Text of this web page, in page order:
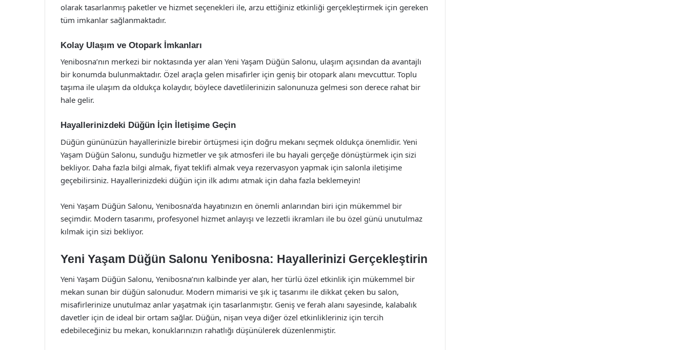
olarak tasarlanmış paketler ve hizmet seçenekleri ile, arzu ettiğiniz etkinliği gerçekleştirmek için gereken
tüm imkanlar sağlanmaktadır.
Kolay Ulaşım ve Otopark İmkanları
Yenibosna’nın merkezi bir noktasında yer alan Yeni Yaşam Düğün Salonu, ulaşım açısından da avantajlı
bir konumda bulunmaktadır. Özel araçla gelen misafirler için geniş bir otopark alanı mevcuttur. Toplu
taşıma ile ulaşım da oldukça kolaydır, böylece davetlilerinizin salonunuza gelmesi son derece rahat bir
hale gelir.
Hayallerinizdeki Düğün İçin İletişime Geçin
Düğün gününüzün hayallerinizle birebir örtüşmesi için doğru mekanı seçmek oldukça önemlidir. Yeni
Yaşam Düğün Salonu, sunduğu hizmetler ve şık atmosferi ile bu hayali gerçeğe dönüştürmek için sizi
bekliyor. Daha fazla bilgi almak, fiyat teklifi almak veya rezervasyon yapmak için salonla iletişime
geçebilirsiniz. Hayallerinizdeki düğün için ilk adımı atmak için daha fazla beklemeyin!
Yeni Yaşam Düğün Salonu, Yenibosna’da hayatınızın en önemli anlarından biri için mükemmel bir
seçimdir. Modern tasarımı, profesyonel hizmet anlayışı ve lezzetli ikramları ile bu özel günü unutulmaz
kılmak için sizi bekliyor.
Yeni Yaşam Düğün Salonu Yenibosna: Hayallerinizi Gerçekleştirin
Yeni Yaşam Düğün Salonu, Yenibosna’nın kalbinde yer alan, her türlü özel etkinlik için mükemmel bir
mekan sunan bir düğün salonudur. Modern mimarisi ve şık iç tasarımı ile dikkat çeken bu salon,
misafirlerinize unutulmaz anlar yaşatmak için tasarlanmıştır. Geniş ve ferah alanı sayesinde, kalabalık
davetler için de ideal bir ortam sağlar. Düğün, nişan veya diğer özel etkinlikleriniz için tercih
edebileceğiniz bu mekan, konuklarınızın rahatlığı düşünülerek düzenlenmiştir.